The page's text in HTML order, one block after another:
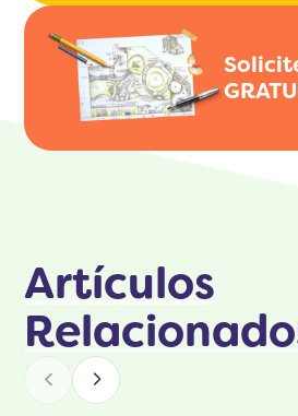
Artículos